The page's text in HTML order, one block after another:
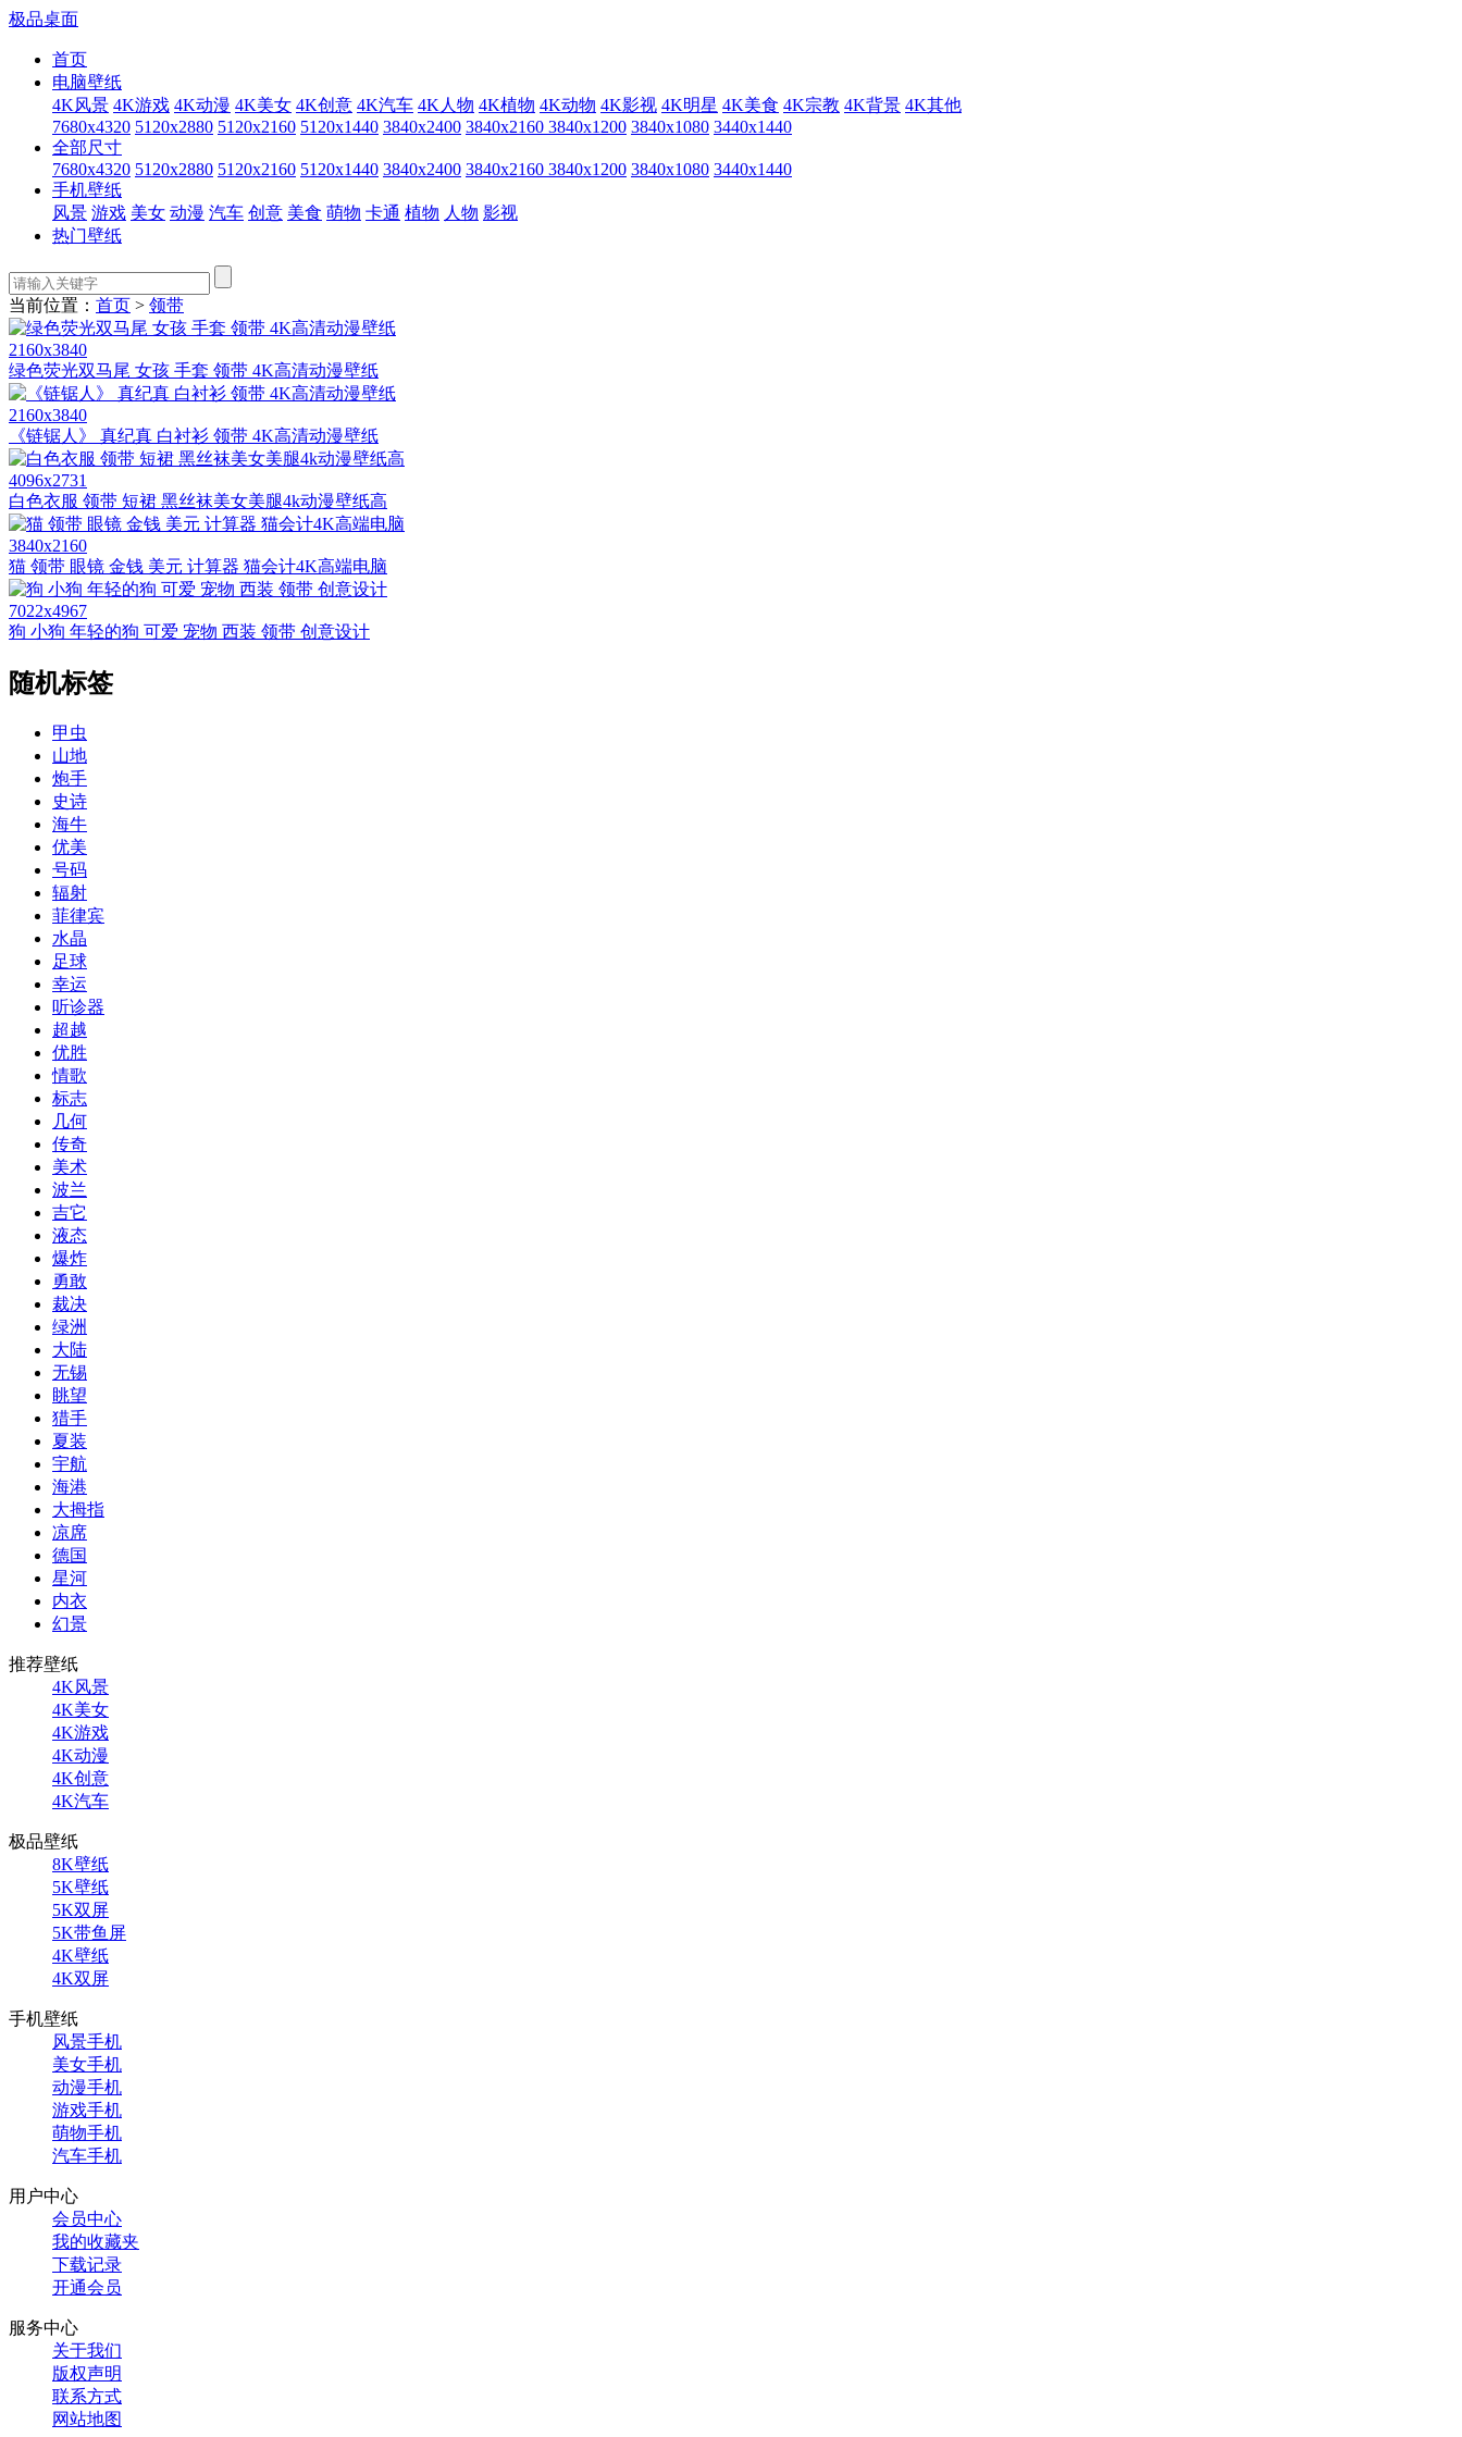
极品桌面
首页
电脑壁纸
4K风景 4K游戏 4K动漫 4K美女 4K创意 4K汽车 4K人物 4K植物 4K动物 4K影视 4K明星 4K美食 4K宗教 4K背景 4K其他
7680x4320 5120x2880 5120x2160 5120x1440 3840x2400 3840x2160 3840x1200 3840x1080 3440x1440
全部尺寸
7680x4320 5120x2880 5120x2160 5120x1440 3840x2400 3840x2160 3840x1200 3840x1080 3440x1440
手机壁纸
风景 游戏 美女 动漫 汽车 创意 美食 萌物 卡通 植物 人物 影视
热门壁纸
当前位置： 首页 > 领带
2160x3840
绿色荧光双马尾 女孩 手套 领带 4K高清动漫壁纸
2160x3840
《链锯人》 真纪真 白衬衫 领带 4K高清动漫壁纸
4096x2731
白色衣服 领带 短裙 黑丝袜美女美腿4k动漫壁纸高
3840x2160
猫 领带 眼镜 金钱 美元 计算器 猫会计4K高端电脑
7022x4967
狗 小狗 年轻的狗 可爱 宠物 西装 领带 创意设计
随机标签
甲虫
山地
炮手
史诗
海牛
优美
号码
辐射
菲律宾
水晶
足球
幸运
听诊器
超越
优胜
情歌
标志
几何
传奇
美术
波兰
吉它
液态
爆炸
勇敢
裁决
绿洲
大陆
无锡
眺望
猎手
夏装
宇航
海港
大拇指
凉席
德国
星河
内衣
幻景
推荐壁纸
4K风景
4K美女
4K游戏
4K动漫
4K创意
4K汽车
极品壁纸
8K壁纸
5K壁纸
5K双屏
5K带鱼屏
4K壁纸
4K双屏
手机壁纸
风景手机
美女手机
动漫手机
游戏手机
萌物手机
汽车手机
用户中心
会员中心
我的收藏夹
下载记录
开通会员
服务中心
关于我们
版权声明
联系方式
网站地图